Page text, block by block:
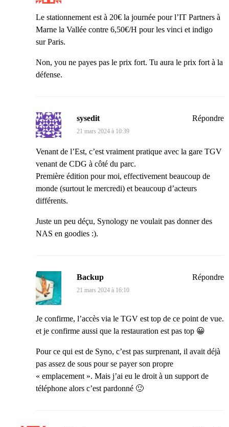
Le stationnement est à 20€ la journée pour l’IT Partners à
Marne la Vallée contre 6,50€/H pour les vinci et indigo
sur Paris.
Non, you ne payes pas le prix fort. Tu aura le prix fort à la
défense.
sysedit
21 mars 2024 à 10:39
Venant de l’Est, c’est vraiment pratique avec la gare TGV
venant de CDG à côté du parc.
Première édition pour moi, effectivement beaucoup de
monde (surtout le mercredi) et beaucoup d’acteurs
différents.
Juste un peu déçu, Synology ne voulait pas donner des
NAS en goodies :).
Répondre
Backup
21 mars 2024 à 16:10
Je confirme, l’accès via le TGV est top de ce point de vue.
et je confirme aussi que la restauration est pas top 😀
Pour ce qui est de Syno, c’est pas surprenant, il avait déjà
pas assez de sous pour se payer son propre
« emplacement ». Mais j’ai eu le droit à un support de
téléphone alors c’est pardonné 🙂
Répondre